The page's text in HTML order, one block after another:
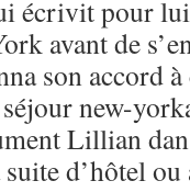
écrivit pour
avant de
son accord
new-
Lillian
d’hôtel